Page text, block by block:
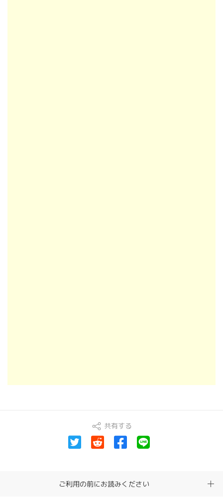
共有する
ご利用の前にお読みください